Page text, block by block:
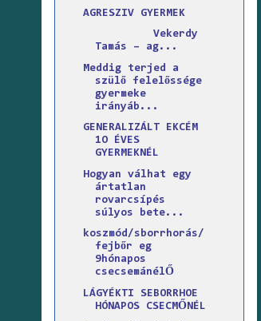
AGRESZIV GYERMEK
Vekerdy
Tamás – ag...
Meddig terjed a
szülő felelőssége
gyermeke
irányáb...
GENERALIZÁLT EKCÉM
1O ÉVES
GYERMEKNÉL
Hogyan válhat egy
ártatlan
rovarcsípés
súlyos bete...
koszmód/sborrhorás/
fejbőr eg
9hónapos
csecsemánélŐ
LÁGYÉKTI SEBORRHOE
HÓNAPOS CSECMŐNÉL